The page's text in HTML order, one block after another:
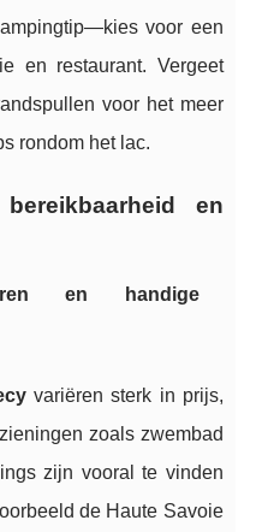
voor een
en restaurant. Vergeet
voor het meer
rondom het lac.
en
en handige
variëren sterk in prijs,
zoals zwembad
zijn vooral te vinden
de Haute Savoie